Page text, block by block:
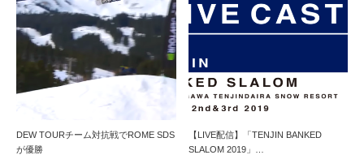
DEW TOURチーム対抗戦でROME SDS
が優勝
【LIVE配信】「TENJIN BANKED
SLALOM 2019」…